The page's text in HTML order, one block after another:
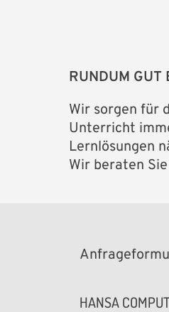
RUNDUM GUT
Wir sorgen für
Unterricht
Lernlösungen
Wir beraten
HANSA